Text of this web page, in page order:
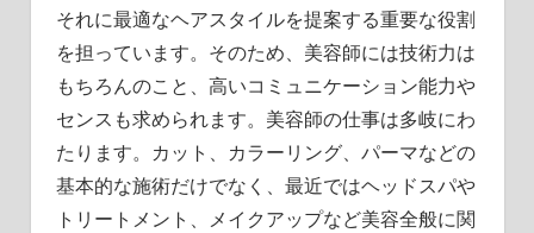
それに最適なヘアスタイルを提案する重要な役割
を担っています。そのため、美容師には技術力は
もちろんのこと、高いコミュニケーション能力や
センスも求められます。美容師の仕事は多岐にわ
たります。カット、カラーリング、パーマなどの
基本的な施術だけでなく、最近ではヘッドスパや
トリートメント、メイクアップなど美容全般に関